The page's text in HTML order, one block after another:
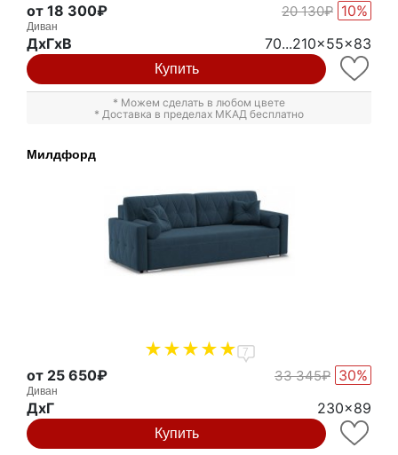
от 18 300₽ 20 130₽ 10%
Диван
ДxГxВ 70...210x55x83
Купить
* Можем сделать в любом цвете
* Доставка в пределах МКАД бесплатно
Милдфорд
7
от 25 650₽ 33 345₽ 30%
Диван
ДxГ 230x89
Купить